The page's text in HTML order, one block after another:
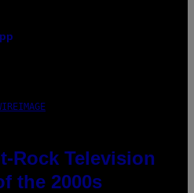
Rock Television
the 2000s